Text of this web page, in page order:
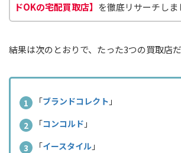
ドOKの宅配買取店】 を徹底リサーチしま
結果は次のとおりで、たった3つの買取店だ
「ブランドコレクト 」
「コンコルド 」
「イースタイル 」